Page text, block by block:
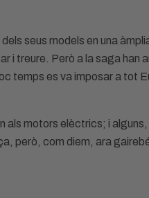
seus models en una
i treure. Però a la saga han
temps es va imposar a tot
motors elèctrics; i
però, com diem, ara